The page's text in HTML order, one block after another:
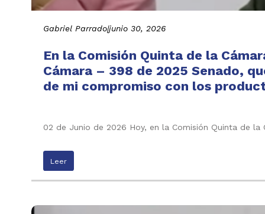
Gabriel Parrado|junio 30, 2026
En la Comisión Quinta de la
Cámara – 398 de 2025 Senado,
de mi compromiso con los
02 de Junio de 2026 Hoy, en la Comisión Quinta de
Leer